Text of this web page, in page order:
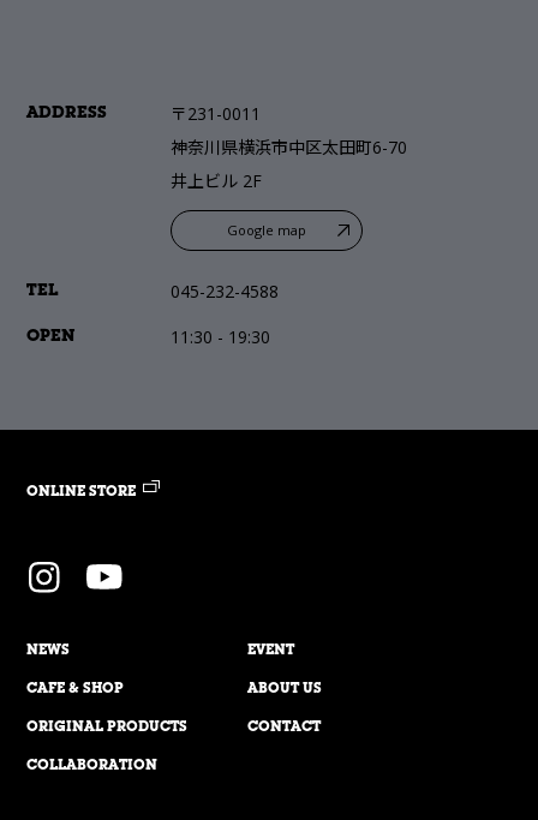
ADDRESS
〒231-0011
神奈川県横浜市中区太田町6-70
井上ビル 2F
Google map
TEL 045-232-4588
OPEN 11:30 - 19:30
ONLINE STORE
NEWS
CAFE & SHOP
ORIGINAL PRODUCTS
COLLABORATION
EVENT
ABOUT US
CONTACT